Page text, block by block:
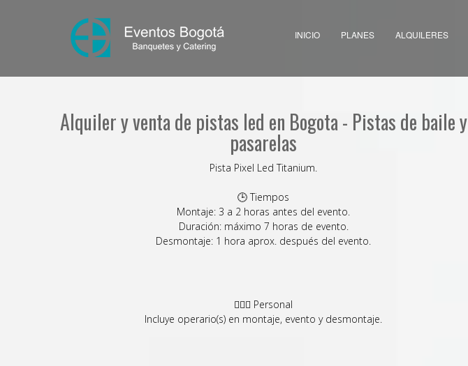
INICIO PLANES ALQUILERES
Alquiler y venta de pistas led en Bogota - Pistas de baile y
pasarelas
Pista Pixel Led Titanium.
🕒 Tiempos
Montaje: 3 a 2 horas antes del evento.
Duración: máximo 7 horas de evento.
Desmontaje: 1 hora aprox. después del evento.
🙎🏻‍♂ Personal
Incluye operario(s) en montaje, evento y desmontaje.